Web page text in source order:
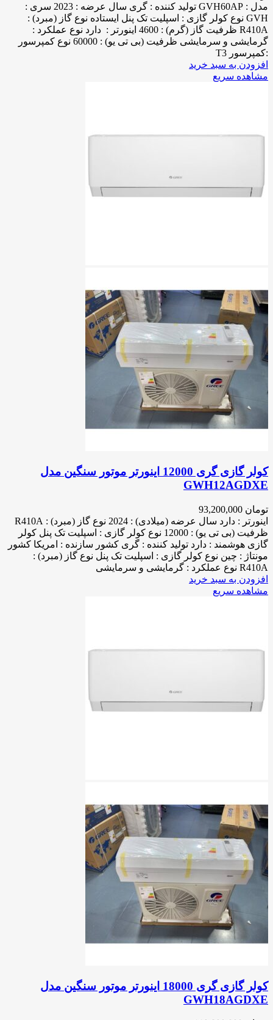
مدل : GVH60AP تولید کننده : گری سال عرضه : 2023 سری :
GVH نوع کولر گازی : اسپلیت تک پنل ایستاده نوع گاز (مبرد) :
R410A ظرفیت گاز (گرم) : 4600 اینورتر : دارد نوع عملکرد :
گرمایشی و سرمایشی ظرفیت (بی تی یو) : 60000 نوع کمپرسور
:کمپرسور T3
افزودن به سبد خرید
مشاهده سریع
کولر گازی گری 12000 اینورتر موتور سنگین مدل
GWH12AGDXE
تومان
اینورتر : دارد سال عرضه (میلادی) : 2024 نوع گاز (مبرد) : R410A
ظرفیت (بی تی یو) : 12000 نوع کولر گازی : اسپلیت تک پنل کولر
گازی هوشمند : دارد تولید کننده : گری کشور سازنده : امریکا کشور
مونتاژ : چین نوع کولر گازی : اسپلیت تک پنل نوع گاز (مبرد) :
R410A نوع عملکرد : گرمایشی و سرمایشی
افزودن به سبد خرید
مشاهده سریع
کولر گازی گری 18000 اینورتر موتور سنگین مدل
GWH18AGDXE